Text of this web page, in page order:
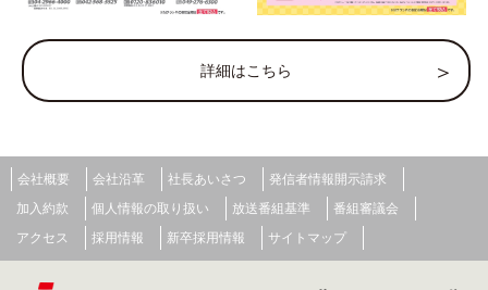
詳細はこちら
会社概要 会社沿革 社長あいさつ
発信者情報開示請求
加入約款
個人情報の取り扱い 放送番組基準
番組審議会
アクセス
採用情報 新卒採用情報 サイトマップ